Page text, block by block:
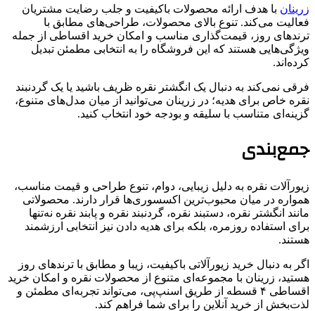
زرینان با هدف ارائه محصولات باکیفیت و جلب رضایت مشتریان
فعالیت می‌کند. تنوع بالای محصولات، طراحی‌های مطابق با
ترندهای روز، قیمت‌گذاری مناسب و امکان خرید اقساطی از جمله
ویژگی‌هایی هستند که این فروشگاه را به انتخابی مطمئن تبدیل
کرده‌اند.
فرقی نمی‌کند به دنبال یک انگشتر نقره ظریف باشید یا یک گردنبند
نقره خاص برای هدیه؛ در زرینان می‌توانید از میان مدل‌های متنوع،
گزینه‌ای متناسب با سلیقه و بودجه خود انتخاب کنید.
جمع‌بندی
زیورآلات نقره به دلیل زیبایی، دوام، تنوع طراحی و قیمت مناسب،
همواره در میان محبوب‌ترین اکسسوری‌ها قرار دارند. محصولاتی
مانند انگشتر نقره، دستبند نقره، گردنبند نقره و پابند نقره نه‌تنها
برای استفاده روزمره، بلکه برای هدیه دادن نیز انتخابی ارزشمند
هستند.
اگر به دنبال خرید زیورآلاتی باکیفیت، زیبا و مطابق با ترندهای روز
هستید، زرینان با مجموعه‌ای متنوع از محصولات نقره و امکان خرید
اقساطی ۴ قسطه از طریق اسنپ‌پی، می‌تواند تجربه‌ای مطمئن و
لذت‌بخش از خرید آنلاین را برای شما فراهم کند.